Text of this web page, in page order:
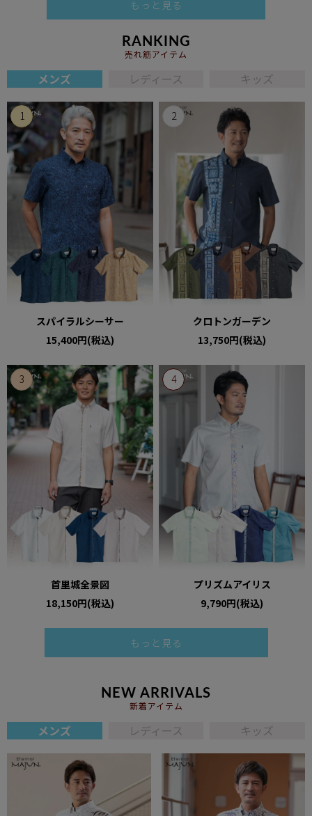
もっと見る
RANKING
売れ筋アイテム
メンズ レディース キッズ
スパイラルシーサー
15,400円(税込)
クロトンガーデン
13,750円(税込)
首里城全景図
18,150円(税込)
プリズムアイリス
9,790円(税込)
もっと見る
NEW ARRIVALS
新着アイテム
メンズ レディース キッズ